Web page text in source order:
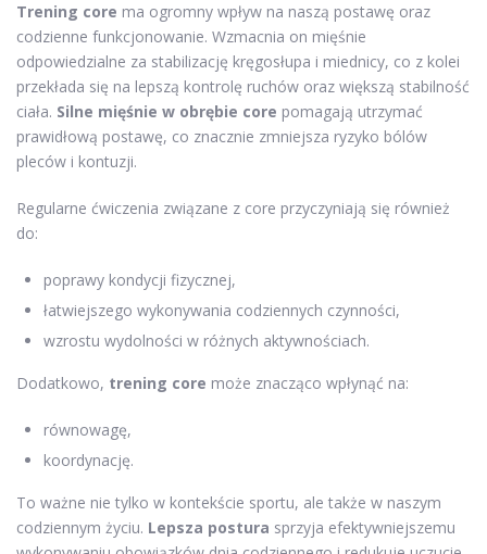
Trening core ma ogromny wpływ na naszą postawę oraz
codzienne funkcjonowanie. Wzmacnia on mięśnie
odpowiedzialne za stabilizację kręgosłupa i miednicy, co z kolei
przekłada się na lepszą kontrolę ruchów oraz większą stabilność
ciała. Silne mięśnie w obrębie core pomagają utrzymać
prawidłową postawę, co znacznie zmniejsza ryzyko bólów
pleców i kontuzji.
Regularne ćwiczenia związane z core przyczyniają się również
do:
poprawy kondycji fizycznej,
łatwiejszego wykonywania codziennych czynności,
wzrostu wydolności w różnych aktywnościach.
Dodatkowo, trening core może znacząco wpłynąć na:
równowagę,
koordynację.
To ważne nie tylko w kontekście sportu, ale także w naszym
codziennym życiu. Lepsza postura sprzyja efektywniejszemu